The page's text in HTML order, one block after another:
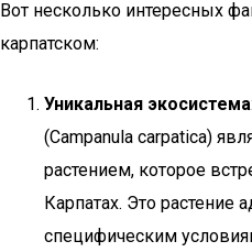
Вот несколько интересных
карпатском:
Уникальная экосистема
(Campanula carpatica)
растением, которое
Карпатах. Это растение
специфическим